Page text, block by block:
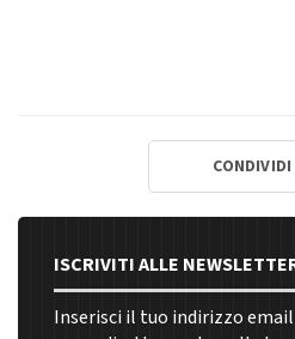
CONDIVIDI
ISCRIVITI ALLE
Inserisci il tuo indirizzo